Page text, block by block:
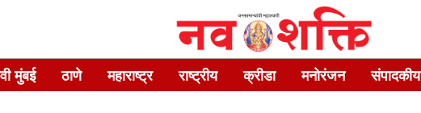
मुंबई ठाणे महाराष्ट्र राष्ट्रीय क्रीडा मनोरंजन संपादकीय